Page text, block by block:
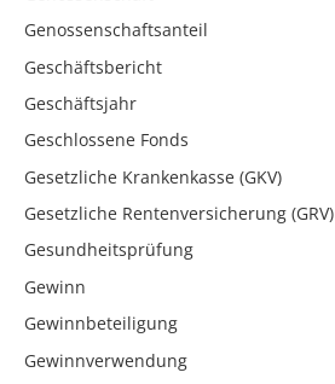
Genossenschaftsanteil
Geschäftsbericht
Geschäftsjahr
Geschlossene Fonds
Gesetzliche Krankenkasse (GKV)
Gesetzliche Rentenversicherung (GRV)
Gesundheitsprüfung
Gewinn
Gewinnbeteiligung
Gewinnverwendung